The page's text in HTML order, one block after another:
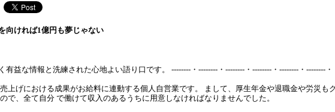
向ければ1億円も夢じゃない
益な情報と洗練された心地よい語り口です。 --------・--------・--------・--------・--------・--------・
上げにおける成果がお給料に連動する個人自営業です。 まして、厚生年金や退職金や労災も
で、全て自分 で働けて収入のあるうちに用意しなければなりませんでした。